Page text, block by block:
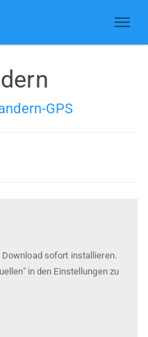
GPS
sofort installieren.
in den Einstellungen zu